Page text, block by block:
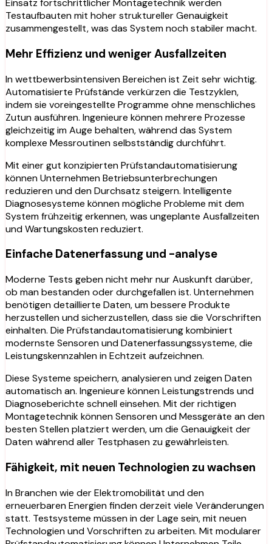
Einsatz fortschrittlicher Montagetechnik werden
Testaufbauten mit hoher struktureller Genauigkeit
zusammengestellt, was das System noch stabiler macht.
Mehr Effizienz und weniger Ausfallzeiten
In wettbewerbsintensiven Bereichen ist Zeit sehr wichtig.
Automatisierte Prüfstände verkürzen die Testzyklen,
indem sie voreingestellte Programme ohne menschliches
Zutun ausführen. Ingenieure können mehrere Prozesse
gleichzeitig im Auge behalten, während das System
komplexe Messroutinen selbstständig durchführt.
Mit einer gut konzipierten Prüfstandautomatisierung
können Unternehmen Betriebsunterbrechungen
reduzieren und den Durchsatz steigern. Intelligente
Diagnosesysteme können mögliche Probleme mit dem
System frühzeitig erkennen, was ungeplante Ausfallzeiten
und Wartungskosten reduziert.
Einfache Datenerfassung und -analyse
Moderne Tests geben nicht mehr nur Auskunft darüber,
ob man bestanden oder durchgefallen ist. Unternehmen
benötigen detaillierte Daten, um bessere Produkte
herzustellen und sicherzustellen, dass sie die Vorschriften
einhalten. Die Prüfstandautomatisierung kombiniert
modernste Sensoren und Datenerfassungssysteme, die
Leistungskennzahlen in Echtzeit aufzeichnen.
Diese Systeme speichern, analysieren und zeigen Daten
automatisch an. Ingenieure können Leistungstrends und
Diagnoseberichte schnell einsehen. Mit der richtigen
Montagetechnik können Sensoren und Messgeräte an den
besten Stellen platziert werden, um die Genauigkeit der
Daten während aller Testphasen zu gewährleisten.
Fähigkeit, mit neuen Technologien zu wachsen
In Branchen wie der Elektromobilität und den
erneuerbaren Energien finden derzeit viele Veränderungen
statt. Testsysteme müssen in der Lage sein, mit neuen
Technologien und Vorschriften zu arbeiten. Mit modularer